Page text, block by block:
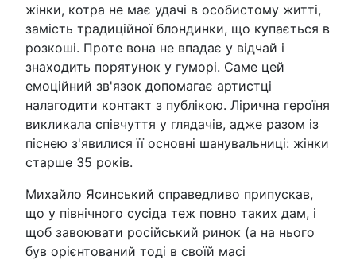
жінки, котра не має удачі в особистому житті,
замість традиційної блондинки, що купається в
розкоші. Проте вона не впадає у відчай і
знаходить порятунок у гуморі. Саме цей
емоційний зв'язок допомагає артистці
налагодити контакт з публікою. Лірична героїня
викликала співчуття у глядачів, адже разом із
піснею з'явилися її основні шанувальниці: жінки
старше 35 років.
Михайло Ясинський справедливо припускав,
що у північного сусіда теж повно таких дам, і
щоб завоювати російський ринок (а на нього
був орієнтований тоді в своїй масі